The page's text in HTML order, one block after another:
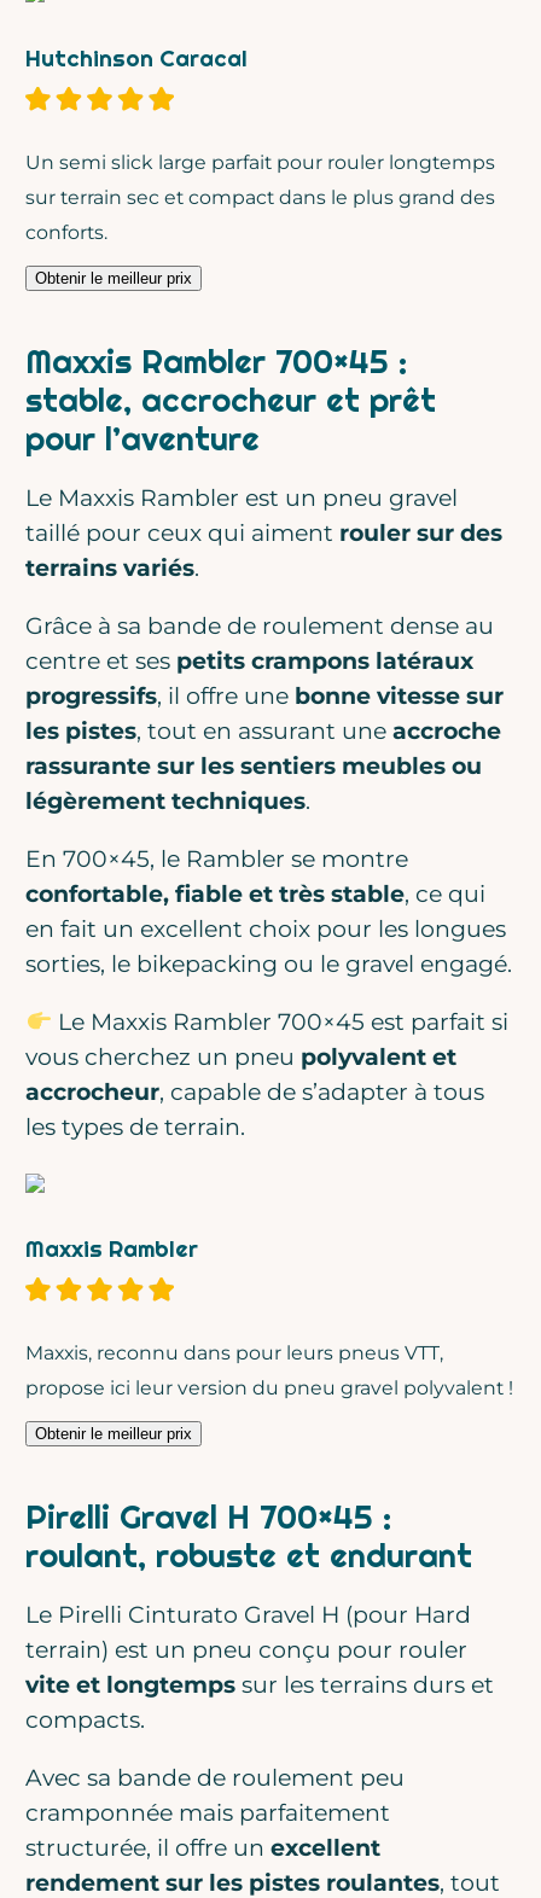
Hutchinson Caracal
Un semi slick large parfait pour rouler longtemps
sur terrain sec et compact dans le plus grand des
conforts.
Obtenir le meilleur prix
Maxxis Rambler 700×45 :
stable, accrocheur et prêt
pour l’aventure
Le Maxxis Rambler est un pneu gravel
taillé pour ceux qui aiment rouler sur des
terrains variés.
Grâce à sa bande de roulement dense au
centre et ses petits crampons latéraux
progressifs, il offre une bonne vitesse sur
les pistes, tout en assurant uneaccroche
rassurante sur les sentiers meubles ou
légèrement techniques.
En 700×45, le Rambler se montre
confortable, fiable et très stable, ce qui
en fait un excellent choix pour les longues
sorties, le bikepacking ou le gravel engagé.
Le Maxxis Rambler 700×45 est parfait si
vous cherchez un pneu polyvalent et
accrocheur, capable de s’adapter à tous
les types de terrain.
Maxxis Rambler
Maxxis, reconnu dans pour leurs pneus VTT,
propose ici leur version du pneu gravel polyvalent !
Obtenir le meilleur prix
Pirelli Gravel H 700×45 :
roulant, robuste et endurant
Le Pirelli Cinturato Gravel H (pour Hard
terrain) est un pneu conçu pour rouler
vite et longtemps sur les terrains durs et
compacts.
Avec sa bande de roulement peu
cramponnée mais parfaitement
structurée, il offre unexcellent
rendement sur les pistes roulantes, tout